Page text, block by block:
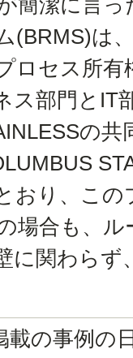
簡潔に言
(BRMS)は
ロセス所
ス部門とIT
の
おり、こ
場合も、
に関わら
載の事例の